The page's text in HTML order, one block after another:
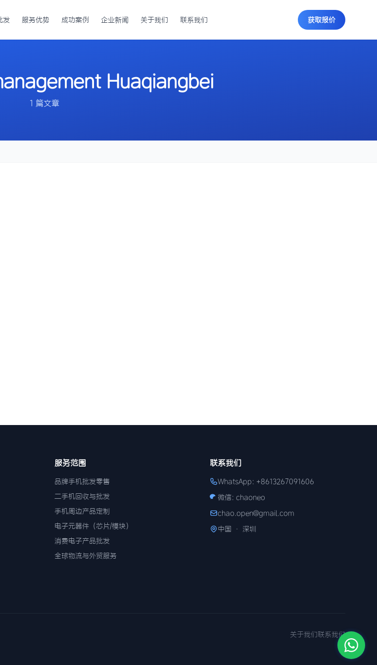
发 服务优势 成功案例 企业新闻 关于我们 联系我们 获取报价
Huaqiangbei
1 篇文章
服务范围
品牌手机批发零售
二手机回收与批发
手机周边产品定制
电子元器件（芯片/模块）
消费电子产品批发
全球物流与外贸服务
联系我们
WhatsApp: +8613267091606
微信: chaoneo
chao.open@gmail.com
中国 · 深圳
关于我们联系我们